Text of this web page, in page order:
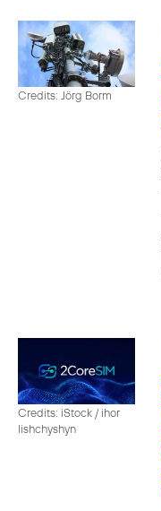
Credits: Jörg Borm
Credits: iStock / ihor
lishchyshyn